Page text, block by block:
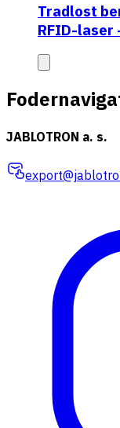
Tradlost
RFID-laser
JABLOTRON a. s.